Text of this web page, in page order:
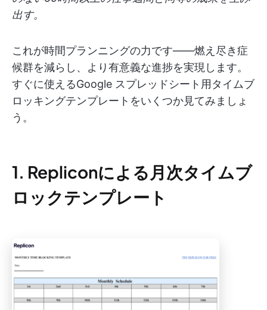
出す。
これが時間プランニングの力です——燃え尽き症
候群を減らし、より有意義な進捗を実現します。
すぐに使えるGoogle スプレッドシート用タイムブ
ロッキングテンプレートをいくつか見てみましょ
う。
1. Repliconによる月次タイムブ
ロックテンプレート